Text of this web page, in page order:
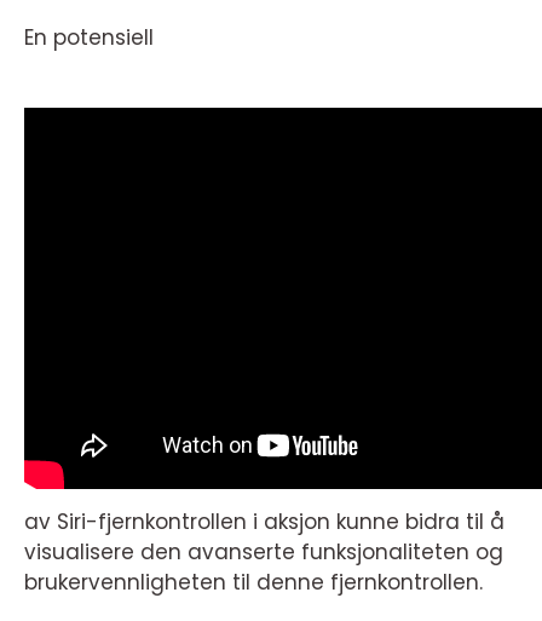
En potensiell
av Siri-fjernkontrollen i aksjon kunne bidra til å
visualisere den avanserte funksjonaliteten og
brukervennligheten til denne fjernkontrollen.